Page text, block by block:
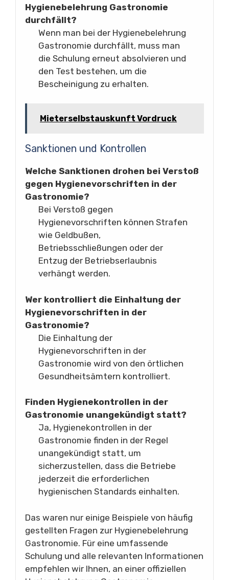
Hygienebelehrung Gastronomie
durchfällt?
Wenn man bei der Hygienebelehrung
Gastronomie durchfällt, muss man
die Schulung erneut absolvieren und
den Test bestehen, um die
Bescheinigung zu erhalten.
Mieterselbstauskunft Vordruck
Sanktionen und Kontrollen
Welche Sanktionen drohen bei Verstoß
gegen Hygienevorschriften in der
Gastronomie?
Bei Verstoß gegen
Hygienevorschriften können Strafen
wie Geldbußen,
Betriebsschließungen oder der
Entzug der Betriebserlaubnis
verhängt werden.
Wer kontrolliert die Einhaltung der
Hygienevorschriften in der
Gastronomie?
Die Einhaltung der
Hygienevorschriften in der
Gastronomie wird von den örtlichen
Gesundheitsämtern kontrolliert.
Finden Hygienekontrollen in der
Gastronomie unangekündigt statt?
Ja, Hygienekontrollen in der
Gastronomie finden in der Regel
unangekündigt statt, um
sicherzustellen, dass die Betriebe
jederzeit die erforderlichen
hygienischen Standards einhalten.
Das waren nur einige Beispiele von häufig
gestellten Fragen zur Hygienebelehrung
Gastronomie. Für eine umfassende
Schulung und alle relevanten Informationen
empfehlen wir Ihnen, an einer offiziellen